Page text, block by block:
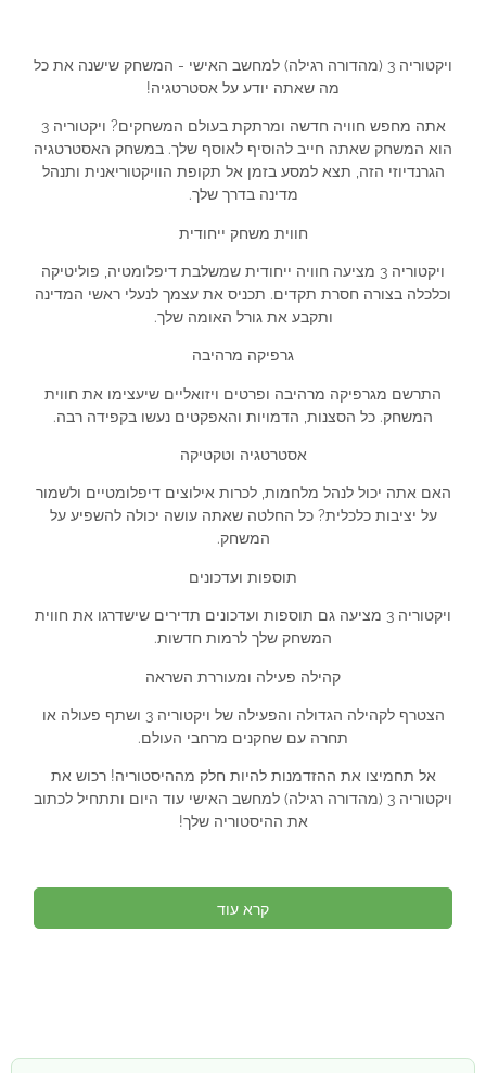
ויקטוריה 3 (מהדורה רגילה) למחשב האישי - המשחק שישנה את כל
מה שאתה יודע על אסטרטגיה!
אתה מחפש חוויה חדשה ומרתקת בעולם המשחקים? ויקטוריה 3
הוא המשחק שאתה חייב להוסיף לאוסף שלך. במשחק האסטרטגיה
הגרנדיוזי הזה, תצא למסע בזמן אל תקופת הוויקטוריאנית ותנהל
מדינה בדרך שלך.
חווית משחק ייחודית
ויקטוריה 3 מציעה חוויה ייחודית שמשלבת דיפלומטיה, פוליטיקה
וכלכלה בצורה חסרת תקדים. תכניס את עצמך לנעלי ראשי המדינה
ותקבע את גורל האומה שלך.
גרפיקה מרהיבה
התרשם מגרפיקה מרהיבה ופרטים ויזואליים שיעצימו את חווית
המשחק. כל הסצנות, הדמויות והאפקטים נעשו בקפידה רבה.
אסטרטגיה וטקטיקה
האם אתה יכול לנהל מלחמות, לכרות אילוצים דיפלומטיים ולשמור
על יציבות כלכלית? כל החלטה שאתה עושה יכולה להשפיע על
המשחק.
תוספות ועדכונים
ויקטוריה 3 מציעה גם תוספות ועדכונים תדירים שישדרגו את חווית
המשחק שלך לרמות חדשות.
קהילה פעילה ומעוררת השראה
הצטרף לקהילה הגדולה והפעילה של ויקטוריה 3 ושתף פעולה או
תחרה עם שחקנים מרחבי העולם.
אל תחמיצו את ההזדמנות להיות חלק מההיסטוריה! רכוש את
ויקטוריה 3 (מהדורה רגילה) למחשב האישי עוד היום ותתחיל לכתוב
את ההיסטוריה שלך!
קרא עוד